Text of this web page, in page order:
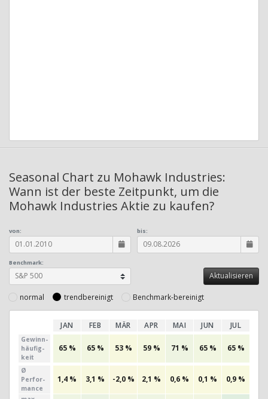
Seasonal Chart zu Mohawk Industries:
Wann ist der beste Zeitpunkt, um die
Mohawk Industries Aktie zu kaufen?
Benchmark:
von: bis:
normal trendbereinigt Benchmark-bereinigt
JAN FEB MÄR APR MAI JUN JUL
Gewinn­
häufig­
keit
65 % 65 % 53 % 59 % 71 % 65 % 65 %
Ø
Perfor­
mance
1,4 % 3,1 % -2,0 % 2,1 % 0,6 % 0,1 % 0,9 %